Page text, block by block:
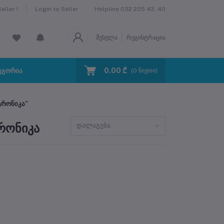
! Login to Seller Helpline 032 205 43 .40
შესვლა რეგისტრაცია
0.00 ₾ (0 ნივთი)
დალაგება